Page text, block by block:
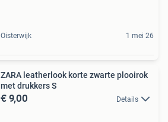
Oisterwijk 1 mei 26
ZARA leatherlook korte zwarte plooirok
met drukkers S
€ 9,00 Details